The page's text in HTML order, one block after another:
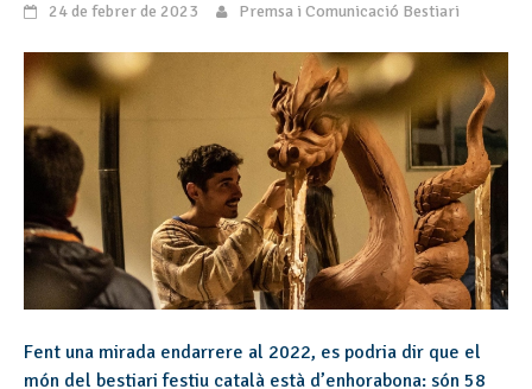
24 de febrer de 2023 Premsa i Comunicació Bestiari
Fent una mirada endarrere al 2022, es podria dir que el
món del bestiari festiu català està d’enhorabona: són 58